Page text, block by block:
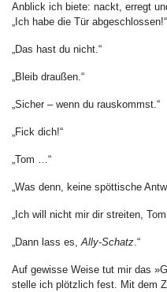
Anblick ich biete: nackt, erregt
„Ich habe die Tür
„Das hast du nicht.“
„Bleib draußen.“
„Sicher – wenn du rauskommst.“
„Fick dich!“
„Tom …“
„Was denn, keine spöttische
„Ich will nicht mir dir streiten,
„Dann lass es,Ally-Schatz.“
Auf gewisse Weise tut mir das
stelle ich plötzlich fest. Mit dem